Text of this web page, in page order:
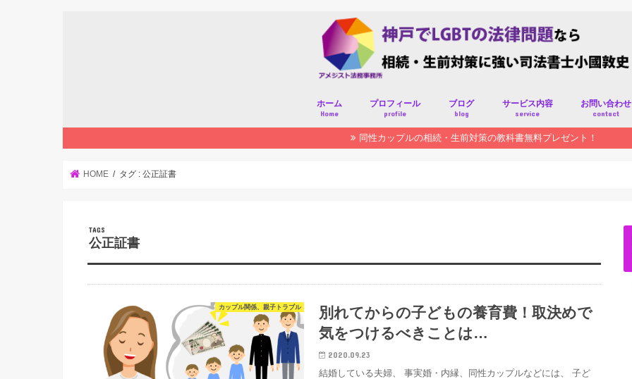
ホーム
Home
プロフィール
profile
ブログ
blog
サービス内容
service
お問い合わせ
contact
同性カップルの相続・生前対策の教科書無料プレゼント！
HOME タグ : 公正証書
公正証書
カップル関係、親子トラブル
別れてからの子どもの養育費！取決めで
気をつけるべきことは…
2020.09.23
結婚している夫婦、 事実婚・内縁、同性カップルなどには、 子ど